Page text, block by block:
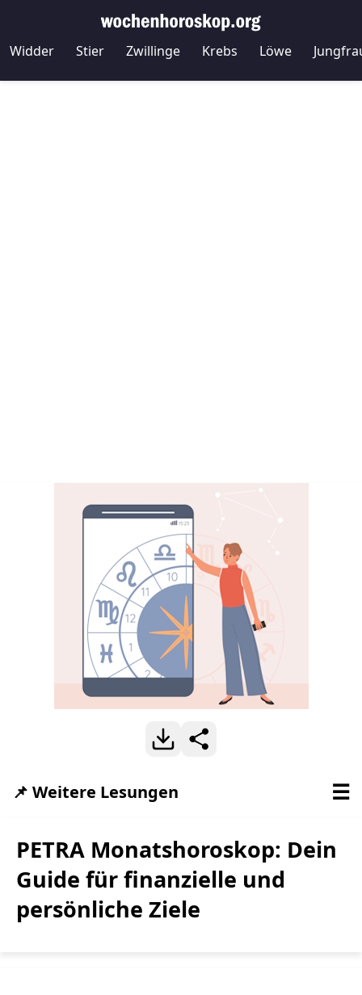
Widder Stier Zwillinge Krebs Löwe
PETRA Monatshoroskop: Dein
Guide für finanzielle und
persönliche Ziele
📌 Weitere Lesungen ☰